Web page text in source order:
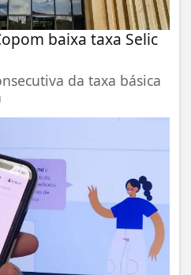
baixa taxa Selic
da taxa básica